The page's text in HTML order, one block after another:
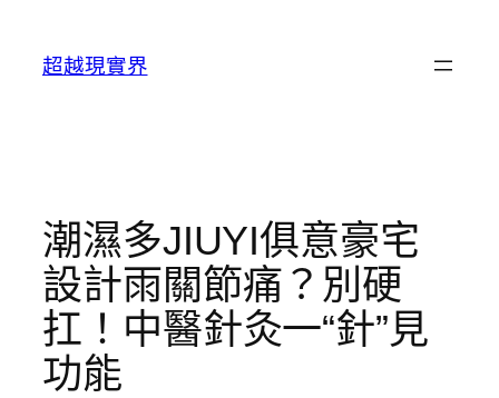
超越現實界
潮濕多JIUYI俱意豪宅
設計雨關節痛？別硬
扛！中醫針灸一“針”見
功能